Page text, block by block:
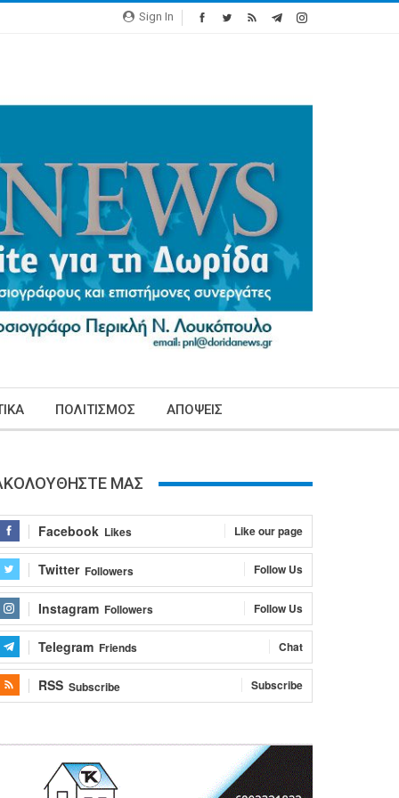
Sign In
ΠΟΛΙΤΙΣΜΟΣ ΑΠΟΨΕΙΣ
ΜΑΣ
Facebook Likes Like our page
Twitter Followers Follow Us
Instagram Followers Follow Us
Telegram Friends Chat
RSS Subscribe Subscribe